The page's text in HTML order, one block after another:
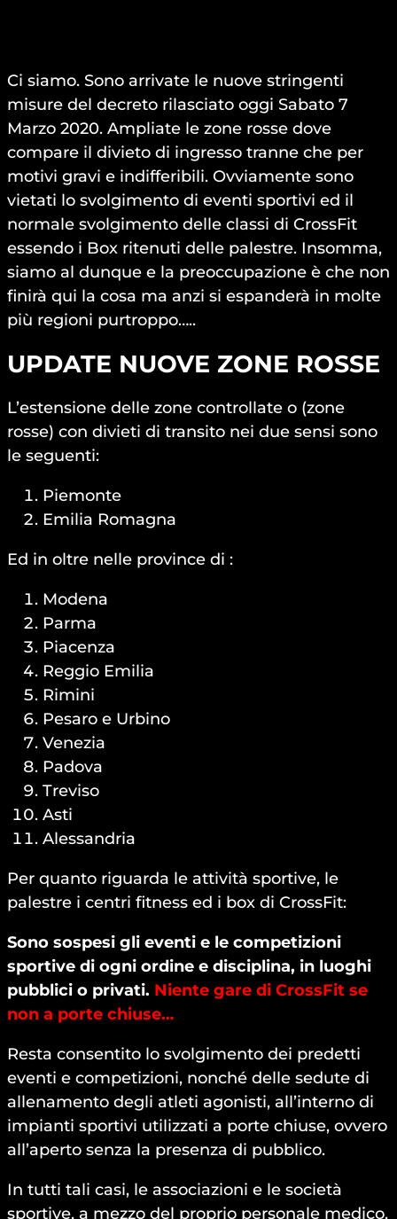
Ci siamo. Sono arrivate le nuove stringenti
misure del decreto rilasciato oggi Sabato 7
Marzo 2020. Ampliate le zone rosse dove
compare il divieto di ingresso tranne che per
motivi gravi e indifferibili. Ovviamente sono
vietati lo svolgimento di eventi sportivi ed il
normale svolgimento delle classi di CrossFit
essendo i Box ritenuti delle palestre. Insomma,
siamo al dunque e la preoccupazione è che non
finirà qui la cosa ma anzi si espanderà in molte
più regioni purtroppo…..
UPDATE NUOVE ZONE ROSSE
L’estensione delle zone controllate o (zone
rosse) con divieti di transito nei due sensi sono
le seguenti:
Piemonte
Emilia Romagna
Ed in oltre nelle province di :
Modena
Parma
Piacenza
Reggio Emilia
Rimini
Pesaro e Urbino
Venezia
Padova
Treviso
Asti
Alessandria
Per quanto riguarda le attività sportive, le
palestre i centri fitness ed i box di CrossFit:
Sono sospesi gli eventi e le competizioni
sportive di ogni ordine e disciplina, in luoghi
pubblici o privati. Niente gare di CrossFit se
non a porte chiuse…
Resta consentito lo svolgimento dei predetti
eventi e competizioni, nonché delle sedute di
allenamento degli atleti agonisti, all’interno di
impianti sportivi utilizzati a porte chiuse, ovvero
all’aperto senza la presenza di pubblico.
In tutti tali casi, le associazioni e le società
sportive, a mezzo del proprio personale medico,